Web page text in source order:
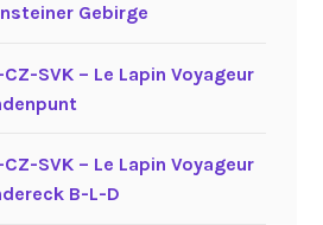
Gebirge
SVK – Le Lapin Voyageur
SVK – Le Lapin Voyageur
B-L-D